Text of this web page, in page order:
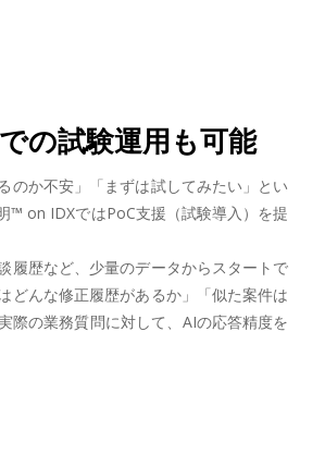
の試験運用も可能
のか不安」「まずは試してみたい」とい
™︎ on IDXではPoC支援（試験導入）を提
履歴など、少量のデータからスタートで
どんな修正履歴があるか」「似た案件は
際の業務質問に対して、AIの応答精度を